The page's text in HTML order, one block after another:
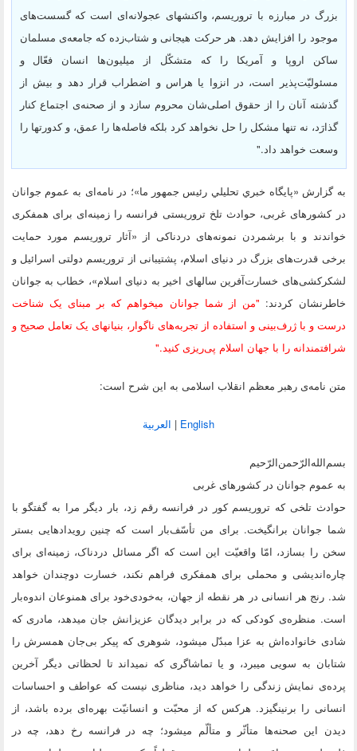
بزرگ در مبارزه با تروریسم، واکنشهای عجولانه‌‌ای است که گسست‌های
موجود را افزایش دهد. هر حرکت هیجانی و شتاب‌زده که جامعه‌ی مسلمان
ساکن اروپا و آمریکا را که متشکّل از میلیون‌ها انسان فعّال و
مسئولیّت‌پذیر است، در انزوا یا هراس و اضطراب قرار دهد و بیش از
گذشته آنان را از حقوق اصلی‌شان محروم سازد و از صحنه‌ی اجتماع کنار
گذارَد، نه تنها مشکل را حل نخواهد کرد بلکه فاصله‌ها را عمق، و کدورتها را
وسعت خواهد داد."
به گزارش «پايگاه خبري تحليلي رئيس جمهور ما»؛ در نامه‌ای به عموم جوانان
در کشورهای غربی، حوادث تلخ تروریستی فرانسه را زمینه‌ای برای همفکری
خواندند و با برشمردن نمونه‌های دردناکی از «آثار تروریسم مورد حمایت
برخی قدرت‌های بزرگ در دنیای اسلام، پشتیبانی از تروریسم دولتی اسرائیل و
لشکرکشی‌های خسارت‌آفرین سالهای اخیر به دنیای اسلام»، خطاب به جوانان
خاطرنشان کردند: "من از شما جوانان میخواهم که بر مبنای یک شناخت
درست و با ژرف‌بینی و استفاده از تجربه‌های ناگوار، بنیانهای یک تعامل صحیح و
شرافتمندانه را با جهان اسلام پی‌ریزی کنید."
متن نامه‌ی رهبر معظم انقلاب اسلامی به این شرح است:
English
| العربیة
بسم‌الله‌الرّحمن‌الرّحیم
به عموم جوانان در کشورهای غربی‌
حوادث تلخی که تروریسم کور در فرانسه رقم زد، بار دیگر مرا به گفتگو با
شما جوانان برانگیخت. برای من تأسّف‌بار است که چنین رویدادهایی بستر
سخن را بسازد، امّا واقعیّت این است که اگر مسائل دردناک، زمینه‌ای برای
چاره‌اندیشی و محملی برای همفکری فراهم نکند، خسارت دوچندان خواهد
شد. رنج هر انسانی در هر نقطه از جهان، به‌خودی‌خود برای همنوعان اندوه‌بار
است. منظره‌ی کودکی که در برابر دیدگان عزیزانش جان میدهد، مادری که
شادی خانواده‌اش به عزا مبدّل میشود، شوهری که پیکر بی‌جان همسرش را
شتابان به سویی میبرد، و یا تماشاگری که نمیداند تا لحظاتی دیگر آخرین
پرده‌ی نمایش زندگی را خواهد دید، مناظری نیست که عواطف و احساسات
انسانی را برنینگیزد. هرکس که از محبّت و انسانیّت بهره‌ای برده باشد، از
دیدن این صحنه‌ها متأثّر و متألّم میشود؛ چه در فرانسه رخ دهد، چه در